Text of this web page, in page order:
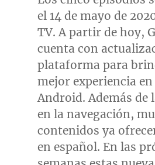
el 14 de mayo de
TV. A partir de hoy,
cuenta con
plataforma para
mejor experiencia en
Android. Además de
en la navegación,
contenidos ya
en español. En las